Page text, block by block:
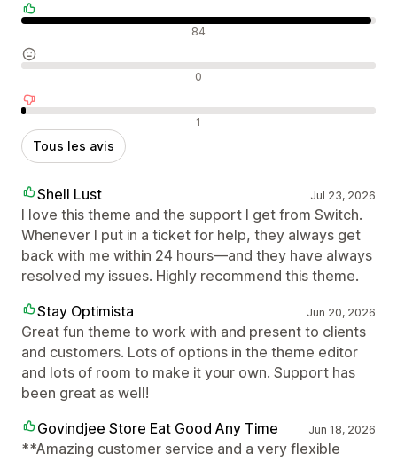
Avis positifs 84
Avis neutres 0
Avis négatifs 1
Tous les avis
Shell Lust Jul 23, 2026
I love this theme and the support I get from Switch.
Whenever I put in a ticket for help, they always get
back with me within 24 hours—and they have always
resolved my issues. Highly recommend this theme.
Stay Optimista
Jun 20, 2026
Great fun theme to work with and present to clients
and customers. Lots of options in the theme editor
and lots of room to make it your own. Support has
been great as well!
Govindjee Store Eat Good Any Time
Jun 18, 2026
**Amazing customer service and a very flexible